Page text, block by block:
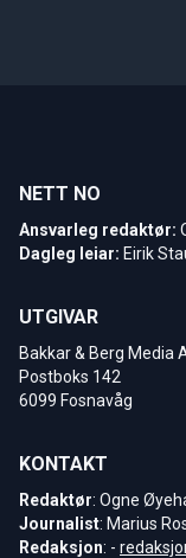
NETT NO
Ansvarleg redaktør:
Dagleg leiar: Eirik
UTGIVAR
Bakkar & Berg Media
Postboks 142
6099 Fosnavåg
KONTAKT
Redaktør: Ogne
Journalist: Marius
Redaksjon: -